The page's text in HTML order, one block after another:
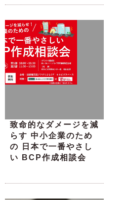
致命的なダメージを減
らす 中小企業のため
の 日本で一番やさし
い BCP作成相談会